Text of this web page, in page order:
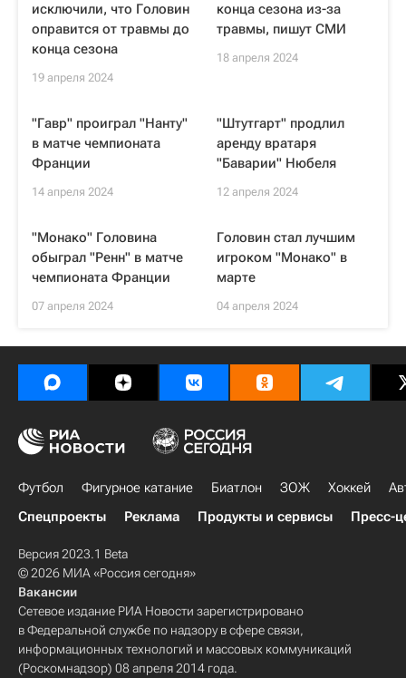
исключили, что Головин
оправится от травмы до
конца сезона
19 апреля 2024
конца сезона из-за
травмы, пишут СМИ
18 апреля 2024
"Гавр" проиграл "Нанту"
в матче чемпионата
Франции
14 апреля 2024
"Штутгарт" продлил
аренду вратаря
"Баварии" Нюбеля
12 апреля 2024
"Монако" Головина
обыграл "Ренн" в матче
чемпионата Франции
07 апреля 2024
Головин стал лучшим
игроком "Монако" в
марте
04 апреля 2024
Футбол Фигурное катание Биатлон ЗОЖ Хоккей
Спецпроекты
Реклама Продукты и сервисы Пресс-
Версия 2023.1 Beta
© 2026 МИА «Россия сегодня»
Вакансии
Сетевое издание РИА Новости зарегистрировано
в Федеральной службе по надзору в сфере связи,
информационных технологий и массовых коммуникаций
(Роскомнадзор) 08 апреля 2014 года.